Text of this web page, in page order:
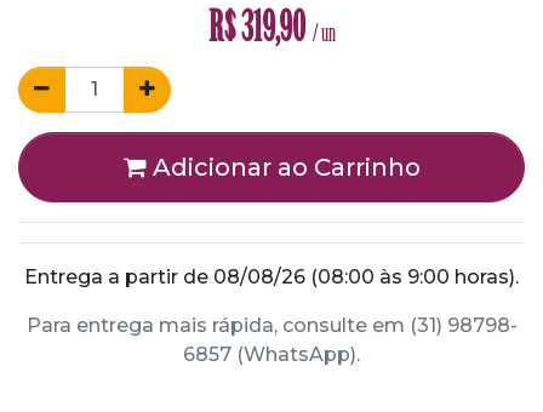
R$319,90 / un
Adicionar ao Carrinho
Entrega a partir de 08/08/26 (08:00 às 9:00 horas).
Para entrega mais rápida, consulte em (31) 98798-
6857 (WhatsApp).